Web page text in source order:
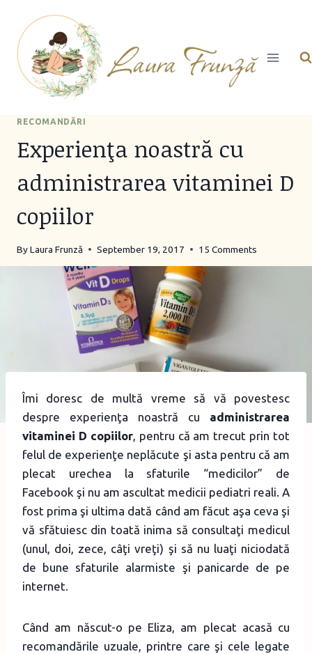
content
RECOMANDĂRI
Experienţa noastră cu
administrarea vitaminei D
copiilor
ByLaura Frunză September 19, 2017 15 Comments
Îmi doresc de multă vreme să vă povestesc
despre experienţa noastră cu administrarea
vitaminei D copiilor, pentru că am trecut prin tot
felul de experienţe neplăcute şi asta pentru că am
plecat urechea la sfaturile “medicilor” de
Facebook şi nu am ascultat medicii pediatri reali. A
fost prima şi ultima dată când am făcut aşa ceva şi
vă sfătuiesc din toată inima să consultaţi medicul
(unul, doi, zece, câţi vreţi) şi să nu luaţi niciodată
de bune sfaturile alarmiste şi panicarde de pe
internet.
Când am născut-o pe Eliza, am plecat acasă cu
recomandările uzuale, printre care şi cele legate